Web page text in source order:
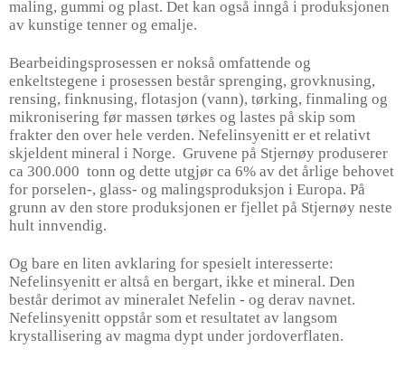
maling, gummi og plast. Det kan også inngå i produksjonen
av kunstige tenner og emalje.
Bearbeidingsprosessen er nokså omfattende og
enkeltstegene i prosessen består sprenging, grovknusing,
rensing, finknusing, flotasjon (vann), tørking, finmaling og
mikronisering før massen tørkes og lastes på skip som
frakter den over hele verden. Nefelinsyenitt er et relativt
skjeldent mineral i Norge. Gruvene på Stjernøy produserer
ca 300.000 tonn og dette utgjør ca 6% av det årlige behovet
for porselen-, glass- og malingsproduksjon i Europa. På
grunn av den store produksjonen er fjellet på Stjernøy neste
hult innvendig.
Og bare en liten avklaring for spesielt interesserte:
Nefelinsyenitt er altså en bergart, ikke et mineral. Den
består derimot av mineralet Nefelin - og derav navnet.
Nefelinsyenitt oppstår som et resultatet av langsom
krystallisering av magma dypt under jordoverflaten.